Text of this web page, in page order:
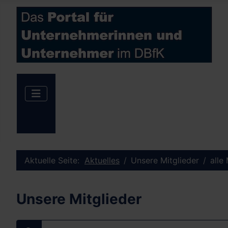
Aktuelle Seite: Aktuelles Unsere Mitglieder alle
Unsere Mitglieder